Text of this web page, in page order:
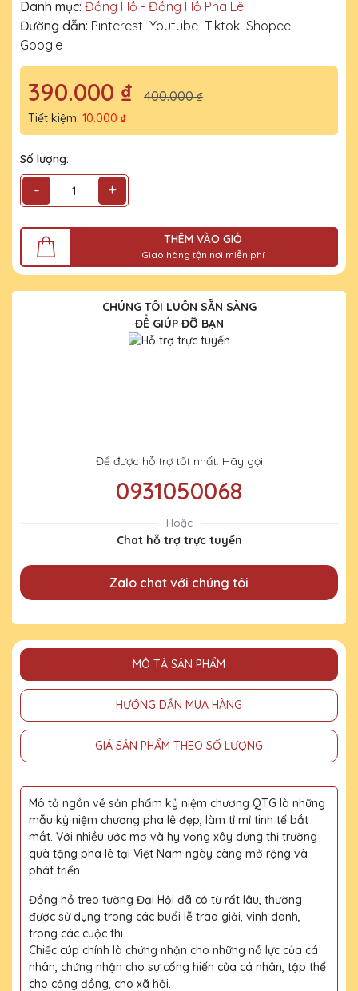
Danh mục: Đồng Hồ - Đồng Hồ Pha Lê
Đường dẫn: Pinterest Youtube Tiktok Shopee
Google
390.000 ₫ 400.000 ₫
Tiết kiệm: 10.000 ₫
Số lượng:
- +
THÊM VÀO GIỎ
Giao hàng tận nơi miễn phí
CHÚNG TÔI LUÔN SẴN SÀNG
ĐỂ GIÚP ĐỠ BẠN
Để được hỗ trợ tốt nhất. Hãy gọi
0931050068
Hoặc
Chat hỗ trợ trực tuyến
Zalo chat với chúng tôi
MÔ TẢ SẢN PHẨM
HƯỚNG DẪN MUA HÀNG
GIÁ SẢN PHẨM THEO SỐ LƯỢNG
Mô tả ngắn về sản phẩm kỷ niệm chương QTG là những
mẫu kỷ niệm chương pha lê đẹp, làm tỉ mỉ tinh tế bắt
mắt. Với nhiều ước mơ và hy vọng xây dựng thị trường
quà tặng pha lê tại Việt Nam ngày càng mở rộng và
phát triển
Đồng hồ treo tường Đại Hội đã có từ rất lâu, thường
được sử dụng trong các buổi lễ trao giải, vinh danh,
trong các cuộc thi.
Chiếc cúp chính là chứng nhận cho những nỗ lực của cá
nhân, chứng nhận cho sự cống hiến của cá nhân, tập thể
cho cộng đồng, cho xã hội.